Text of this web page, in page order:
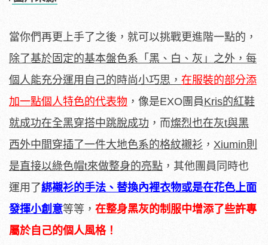
當你們再更上手了之後，就可以挑戰更進階一點的，
除了基於固定的基本盤色系「黑、白、灰」之外，每
個人能充分運用自己的時尚小巧思， 在服裝的部分添
加一點個人特色的代表物 ，像是EXO團員Kris的紅鞋
就成功在全黑穿搭中跳脫成功 ，而燦烈也在灰t與黑
西外中間穿插了一件大地色系的格紋襯衫 ， Xiumin則
是直接以綠色帽t來做整身的亮點 ，其他團員同時也
運用了綁襯衫的手法、替換內裡衣物或是在花色上面
發揮小創意等等， 在整身黑灰的制服中增添了些許專
屬於自己的個人風格！